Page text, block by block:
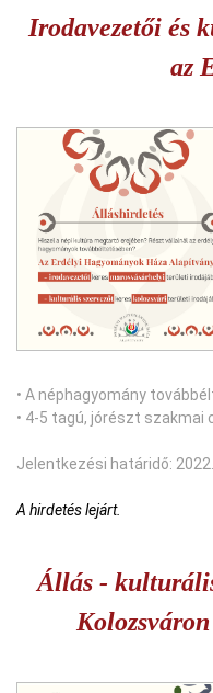
Irodavezetői és
az
• A néphagyomány
• 4-5 tagú, jórészt szakmai
Jelentkezési határidő:
A hirdetés lejárt.
Állás -